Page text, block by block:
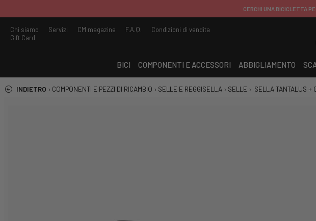
CERCHI UNA BICICLETTA
Chi siamo Servizi CM magazine F.A.Q.
Condizioni di vendita
Gift Card
BICI COMPONENTI E ACCESSORI ABBIGLIAMENTO
INDIETRO › COMPONENTI E PEZZI DI RICAMBIO › SELLE E REGGISELLA › SELLE › SELLA TANTALUS +